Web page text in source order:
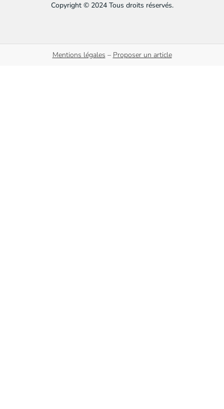
Copyright © 2024 Tous droits réservés.
Mentions légales – Proposer un article